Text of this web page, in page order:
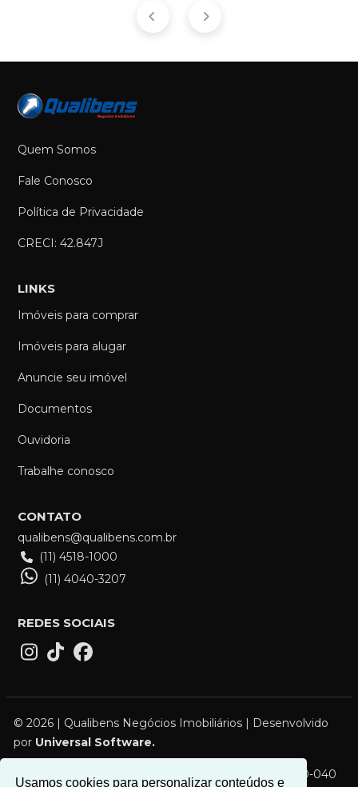
Usamos cookies para personalizar conteúdos e
Quem Somos
Fale Conosco
Política de Privacidade
CRECI: 42.847J
LINKS
Imóveis para comprar
Imóveis para alugar
Anuncie seu imóvel
Documentos
Ouvidoria
Trabalhe conosco
CONTATO
qualibens@qualibens.com.br
(11) 4518-1000
(11) 4040-3207
REDES SOCIAIS
© 2026 | Qualibens Negócios Imobiliários | Desenvolvido
por Universal Software.
R. Campos Sales, 119 - Vila Bocaina, Mauá - SP, 09310-040